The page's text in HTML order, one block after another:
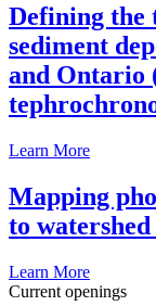
Defining the
sediment
and Ontario
Learn More
Mapping
to watershed
Learn More
Current openings